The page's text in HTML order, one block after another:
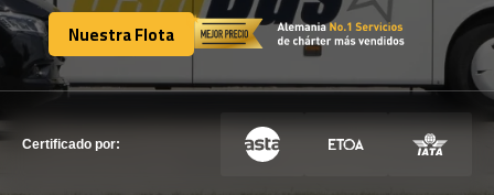
FLOTA
Nuestra Flota
Nuestra Flota
Certificado por: